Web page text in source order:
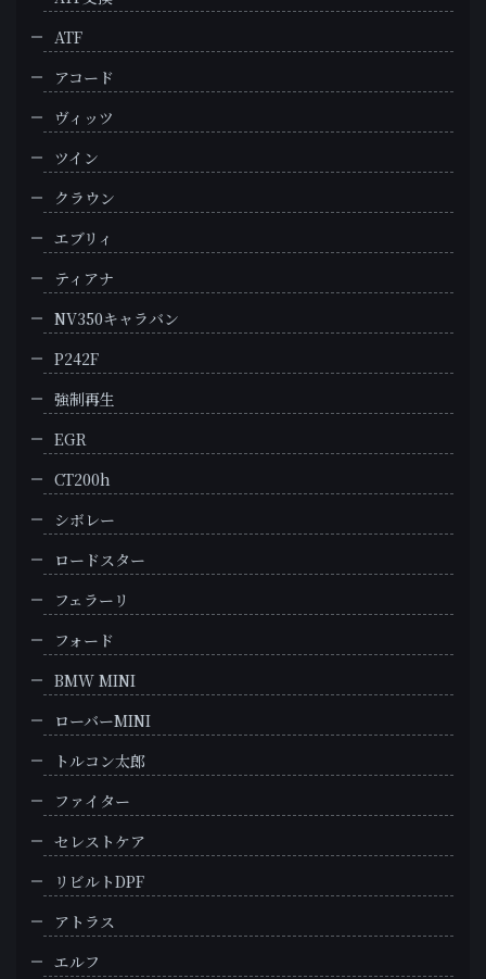
ATF
アコード
ヴィッツ
ツイン
クラウン
エブリィ
ティアナ
NV350キャラバン
P242F
強制再生
EGR
CT200h
シボレー
ロードスター
フェラーリ
フォード
BMW MINI
ローバーMINI
トルコン太郎
ファイター
セレストケア
リビルトDPF
アトラス
エルフ